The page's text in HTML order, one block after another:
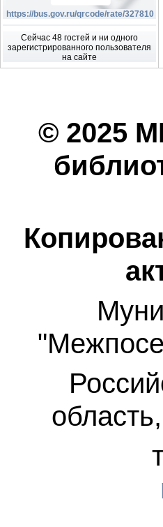
https://bus.gov.ru/qrcode/rate/327810
Сейчас 48 гостей и ни одного
зарегистрированного пользователя
на сайте
© 2025